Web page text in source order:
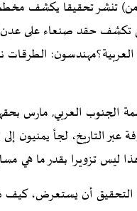
تنشر تحقيقا يكشف
تكشف حقد صنعاء على عدن
العربية؟مهندسون:
الجنوب العربي, مارس بحقها
عبر التاريخ، لجأ يمنيون
ليس تزويرا بقدر ما هي
التحقيق أن يستعرض، كيف